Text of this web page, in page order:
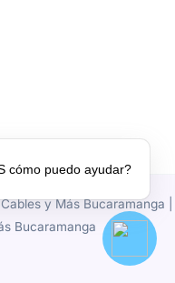
y Más Bucaramanga |
Bucaramanga
cómo puedo ayudar?